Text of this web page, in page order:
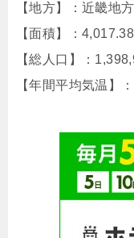
【地方】：近畿地方
【面積】：
【総人口】：
【年間平均気温】